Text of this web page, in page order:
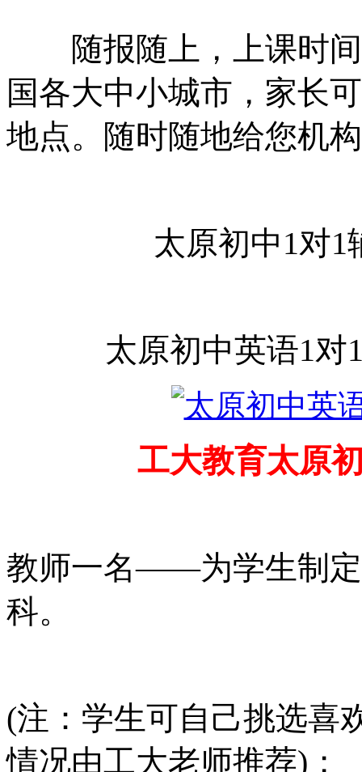
随报随上，上课时间
国各大中小城市，家长
地点。随时随地给您机
太原初中1对1
太原初中英语1对
工大教育太原
教师一名——为学生制定
科。
(注：学生可自己挑选喜
情况由工大老师推荐)；